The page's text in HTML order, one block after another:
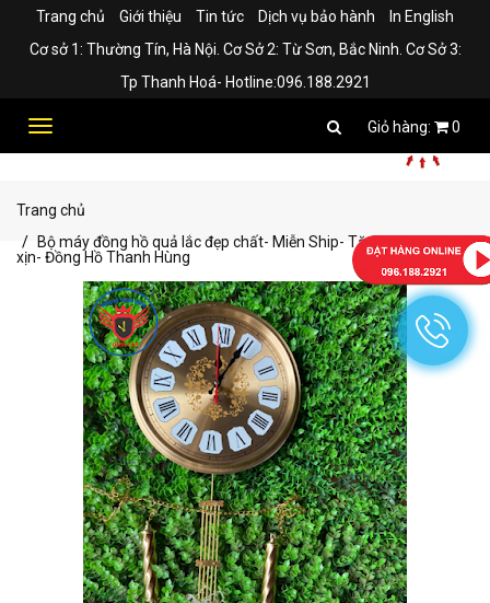
Trang chủ Giới thiệu Tin tức Dịch vụ bảo hành
In English
Cơ sở 1: Thường Tín, Hà Nội. Cơ Sở 2: Từ Sơn, Bắc Ninh. Cơ Sở 3:
Tp Thanh Hoá- Hotline:096.188.2921
Toggle
0
Trang chủ
Bộ máy đồng hồ quả lắc đẹp chất- Miễn Ship- Tặng kèm pin
xịn- Đồng Hồ Thanh Hùng